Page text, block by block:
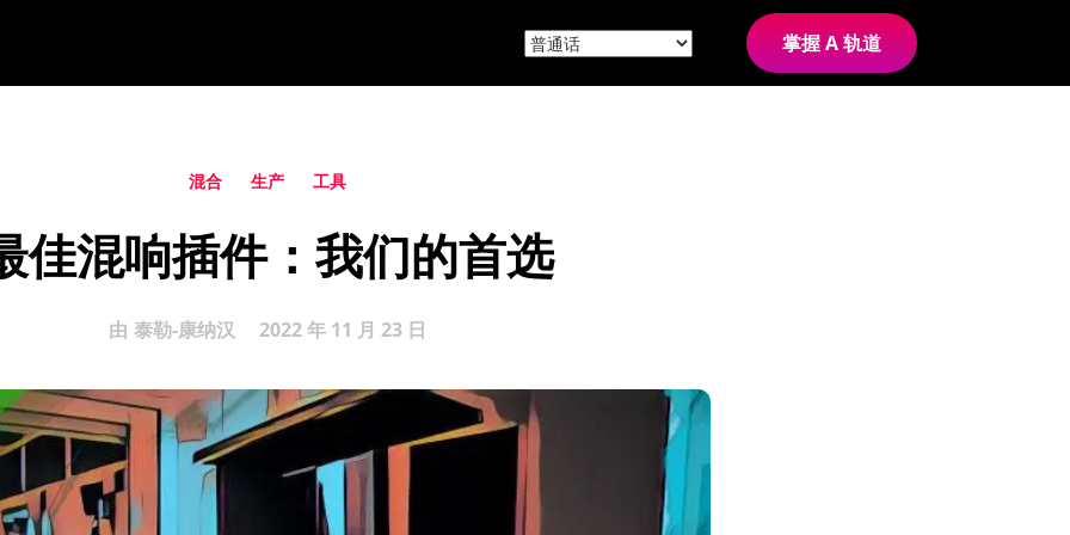
掌握 A 轨道
混合 生产 工具
佳混响插件：我们的首选
由 泰勒-康纳汉 2022 年 11 月 23 日